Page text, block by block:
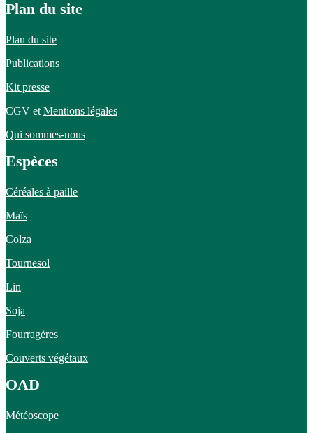
Plan du site
Plan du site
Publications
Kit presse
CGV etMentions légales
Qui sommes-nous
Espèces
Céréales à paille
Maïs
Colza
Tournesol
Lin
Soja
Fourragères
Couverts végétaux
OAD
Météoscope